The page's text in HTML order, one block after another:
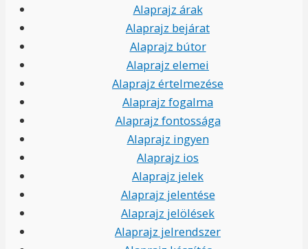
Alaprajz árak
Alaprajz bejárat
Alaprajz bútor
Alaprajz elemei
Alaprajz értelmezése
Alaprajz fogalma
Alaprajz fontossága
Alaprajz ingyen
Alaprajz ios
Alaprajz jelek
Alaprajz jelentése
Alaprajz jelölések
Alaprajz jelrendszer